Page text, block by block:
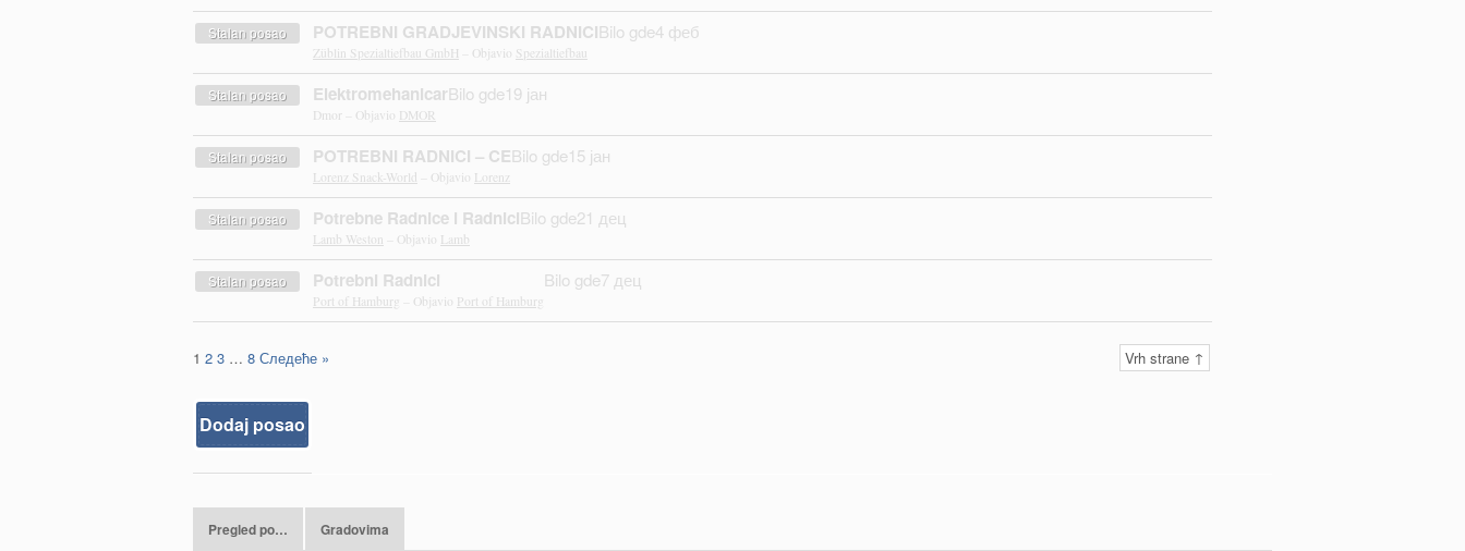
Stalan posao POTREBNI GRADJEVINSKI RADNICI
Züblin Spezialtiefbau GmbH – Objavio Spezialtiefbau
Bilo gde4 феб
Stalan posao Elektromehanicar
Dmor – Objavio DMOR
Bilo gde19 јан
Stalan posao POTREBNI RADNICI – CE
Lorenz Snack-World – Objavio Lorenz
Bilo gde15 јан
Stalan posao Potrebne Radnice i Radnici
Lamb Weston – Objavio Lamb
Bilo gde21 дец
Stalan posao Potrebni Radnici
Port of Hamburg – Objavio Port of Hamburg
Bilo gde7 дец
1 2 3 … 8 Следеће » Vrh strane ↑
Dodaj posao
Pregled po… Gradovima